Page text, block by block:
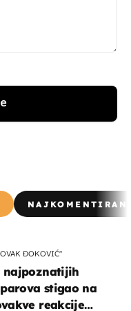
ĐOKOVIĆ"
najpoznatijih
stigao na
reakcije